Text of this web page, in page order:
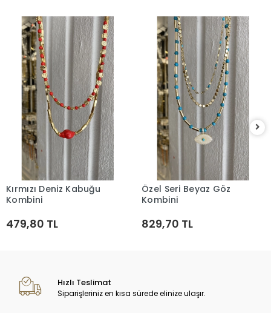
Sepete Ekle
Kırmızı Deniz Kabuğu
Kombini
479,80 TL
Sepete Ekle
Özel Seri Beyaz Göz
Kombini
829,70 TL
Hızlı Teslimat
Siparişleriniz en kısa sürede elinize ulaşır.